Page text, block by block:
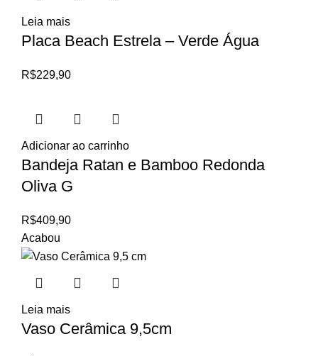
Leia mais
Placa Beach Estrela – Verde Água
R$229,90
Adicionar ao carrinho
Bandeja Ratan e Bamboo Redonda
Oliva G
R$409,90
Acabou
Leia mais
Vaso Cerâmica 9,5cm